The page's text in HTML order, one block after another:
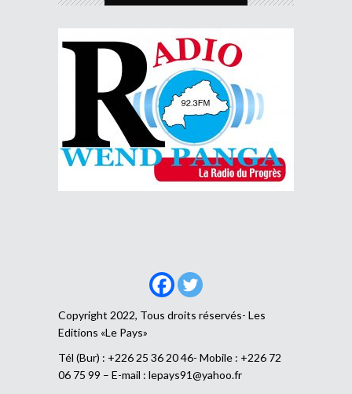
Copyright 2022, Tous droits réservés- Les
Editions «Le Pays»
Tél (Bur) : +226 25 36 20 46- Mobile : +226 72
06 75 99 – E-mail : lepays91@yahoo.fr